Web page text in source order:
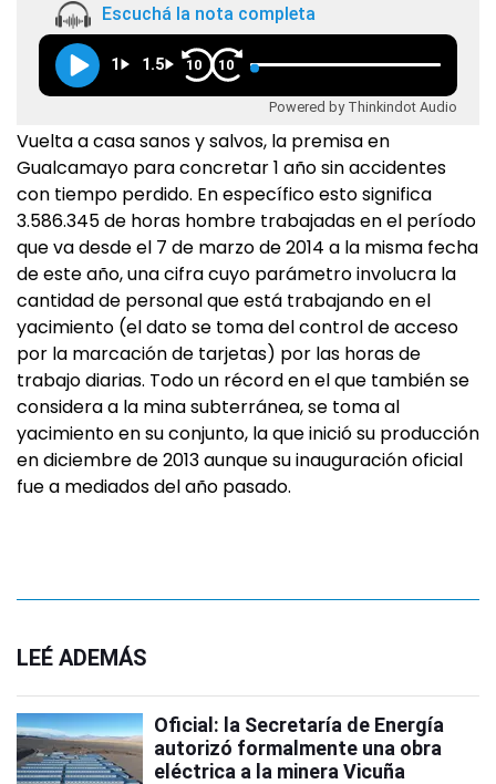
Escuchá la nota completa
1 1.5 10 10
Powered by Thinkindot Audio
Vuelta a casa sanos y salvos, la premisa en
Gualcamayo para concretar 1 año sin accidentes
con tiempo perdido. En específico esto significa
3.586.345 de horas hombre trabajadas en el período
que va desde el 7 de marzo de 2014 a la misma fecha
de este año, una cifra cuyo parámetro involucra la
cantidad de personal que está trabajando en el
yacimiento (el dato se toma del control de acceso
por la marcación de tarjetas) por las horas de
trabajo diarias. Todo un récord en el que también se
considera a la mina subterránea, se toma al
yacimiento en su conjunto, la que inició su producción
en diciembre de 2013 aunque su inauguración oficial
fue a mediados del año pasado.
LEÉ ADEMÁS
Oficial: la Secretaría de Energía
autorizó formalmente una obra
eléctrica a la minera Vicuña